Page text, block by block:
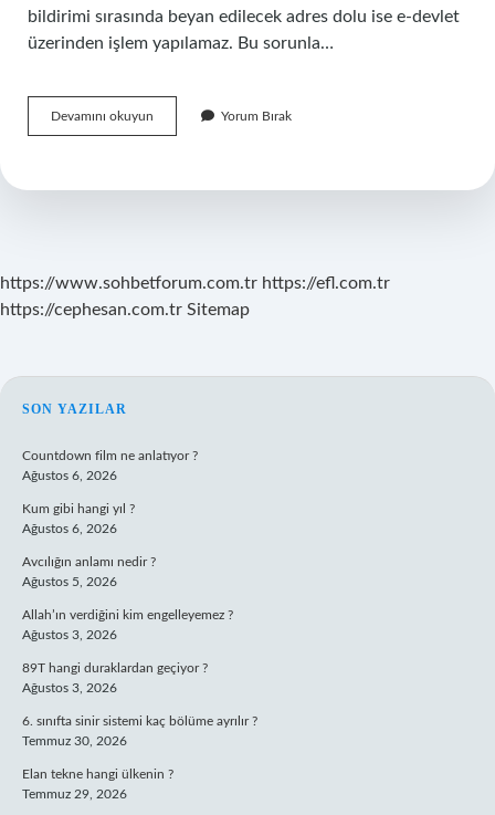
bildirimi sırasında beyan edilecek adres dolu ise e-devlet
üzerinden işlem yapılamaz. Bu sorunla…
Devamını okuyun Başkasının
Adresine
Alınır
Yorum Bırak
https://www.sohbetforum.com.tr https://efl.com.tr
https://cephesan.com.tr Sitemap
SIDEBAR
SON YAZILAR
Countdown film ne anlatıyor ?
Ağustos 6, 2026
Kum gibi hangi yıl ?
Ağustos 6, 2026
Avcılığın anlamı nedir ?
Ağustos 5, 2026
Allah’ın verdiğini kim engelleyemez ?
Ağustos 3, 2026
89T hangi duraklardan geçiyor ?
Ağustos 3, 2026
6. sınıfta sinir sistemi kaç bölüme ayrılır ?
Temmuz 30, 2026
Elan tekne hangi ülkenin ?
Temmuz 29, 2026